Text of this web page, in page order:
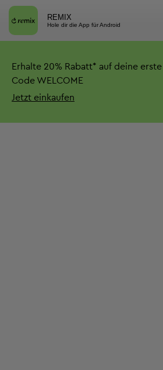
REMIX
Hole dir die App für Android
Erhalte 20% Rabatt* auf deine
Code WELCOME
Jetzt einkaufen